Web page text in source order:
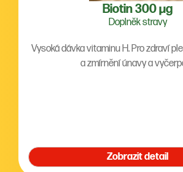
Biotin 300 µg
Doplněk stravy
Vysoká dávka vitaminu H. Pro zdraví pleti, nehtů a vlasů
a zmírnění únavy a
Zobrazit detail